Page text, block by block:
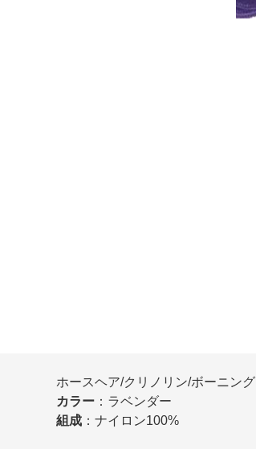
ホースヘア/クリノリン/ボーニング
カラー：ラベンダー
組成：ナイロン100%